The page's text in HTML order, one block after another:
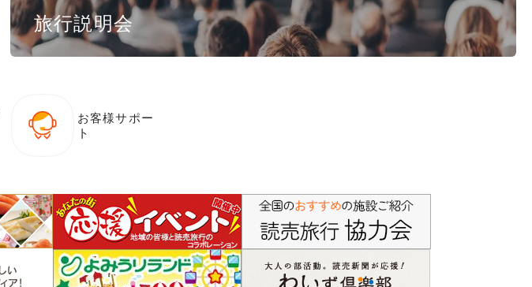
旅行説明会
お客様サポー
ト